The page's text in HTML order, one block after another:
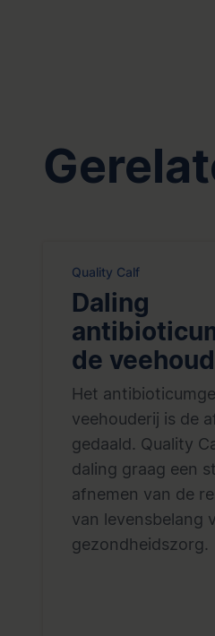
Quality Calf
Daling
de
Het
veehouderij is de
gedaald. Quality
daling graag een
afnemen van de
van levensbelang
gezondheidszorg.